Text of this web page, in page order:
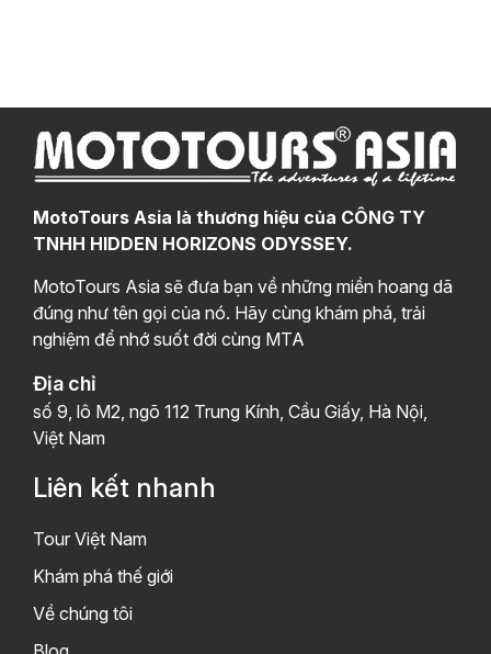
MotoTours Asia là thương hiệu của CÔNG TY
TNHH HIDDEN HORIZONS ODYSSEY.
MotoTours Asia sẽ đưa bạn về những miền hoang dã
đúng như tên gọi của nó. Hãy cùng khám phá, trải
nghiệm để nhớ suốt đời cùng MTA
Địa chỉ
số 9, lô M2, ngõ 112 Trung Kính, Cầu Giấy, Hà Nội,
Việt Nam
Liên kết nhanh
Tour Việt Nam
Khám phá thế giới
Về chúng tôi